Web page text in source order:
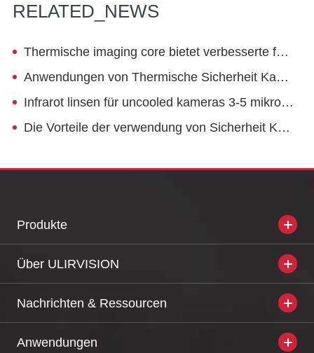
RELATED_NEWS
Thermische imaging core bietet verbesserte fähigkeiten
Anwendungen von Thermische Sicherheit Kameras
Infrarot linsen für uncooled kameras 3-5 mikrometer
Die Vorteile der verwendung von Sicherheit Kameras
Produkte
Über ULIRVISION
Nachrichten & Ressourcen
Anwendungen